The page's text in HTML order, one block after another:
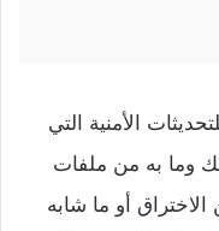
الأمنية التي
وما به من ملفات
أو ما شابه